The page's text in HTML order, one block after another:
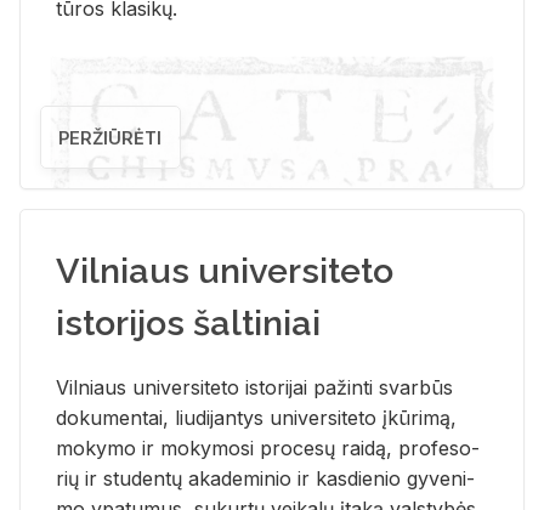
tū­ros kla­si­kų.
PERŽIŪRĖTI
Vilniaus universiteto
istorijos šaltiniai
Vil­niaus uni­ver­si­te­to is­to­ri­jai pa­žin­ti svar­būs
do­ku­men­tai, liu­di­jan­tys uni­ver­si­te­to įkū­ri­mą,
mo­ky­mo ir mo­ky­mo­si pro­ce­sų rai­dą, pro­fe­so­
rių ir stu­den­tų aka­de­mi­nio ir kas­die­nio gy­ve­ni­